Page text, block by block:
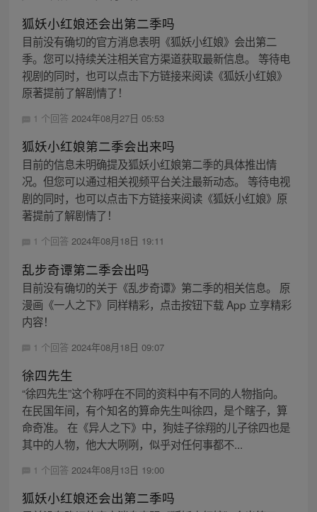
狐妖小红娘还会出第二季吗
目前没有确切的官方消息表明《狐妖小红娘》会出第二
季。您可以持续关注相关官方渠道获取最新信息。 等待电
视剧的同时，也可以点击下方链接来阅读《狐妖小红娘》
原著提前了解剧情了！
1 个回答 2024年08月27日 05:53
狐妖小红娘第二季会出来吗
目前的信息未明确提及狐妖小红娘第二季的具体推出情
况。但您可以通过相关视频平台关注最新动态。 等待电视
剧的同时，也可以点击下方链接来阅读《狐妖小红娘》原
著提前了解剧情了！
1 个回答 2024年08月18日 19:11
乱步奇谭第二季会出吗
目前没有确切的关于《乱步奇谭》第二季的相关信息。 原
漫画《一人之下》同样精彩，点击按钮下载 App 立享精彩
内容！
1 个回答 2024年08月18日 09:07
徐四先生
“徐四先生”这个称呼在不同的资料中有不同的人物指向。
在民国年间，有个知名的算命先生叫徐四，是个瞎子，算
命奇准。 在《异人之下》中，狗娃子徐翔的儿子徐四也是
其中的人物，他大大咧咧，似乎对任何事都不...
1 个回答 2024年08月13日 19:00
狐妖小红娘还会出第二季吗